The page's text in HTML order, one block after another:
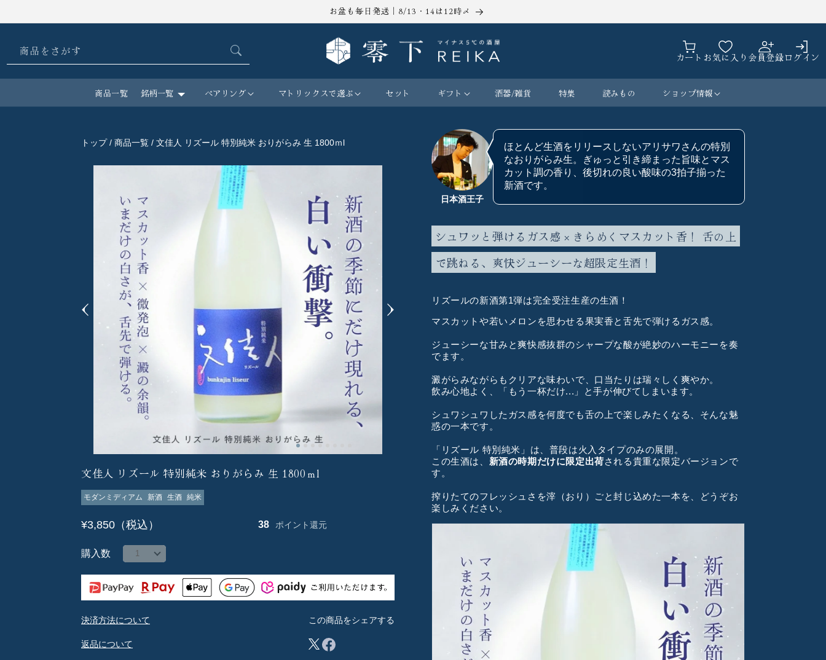
進む
お盆も毎日発送｜8/13・14は12時〆
商品をさがす カート
ー
お気に入り 会員登録ログイン
ロ
グ
商品一覧 銘柄一覧 ペアリング マトリックスで選ぶ セット ギフト 酒器/雑貨 特集 読みもの ショップ情報
トップ/ 商品一覧 / 文佳人 リズール 特別純米 おりがらみ 生 1800ｍl
文佳人 リズール 特別純米 おりがらみ 生 1800ｍl
モダンミディアム 新酒 生酒 純米
¥3,850（税込） 38 ポイント還元
購入数
決済方法について
返品について
この商品をシェアする
日本酒王子
ほとんど生酒をリリースしないアリサワさんの特別
なおりがらみ生。ぎゅっと引き締まった旨味とマス
カット調の香り、後切れの良い酸味の3拍子揃った
新酒です。
シュワッと弾けるガス感 × きらめくマスカット香！ 舌の上
で跳ねる、爽快ジューシーな超限定生酒！
リズールの新酒第1弾は完全受注生産の生酒！
マスカットや若いメロンを思わせる果実香と舌先で弾けるガス感。
ジューシーな甘みと爽快感抜群のシャープな酸が絶妙のハーモニーを奏
でます。
澱がらみながらもクリアな味わいで、口当たりは瑞々しく爽やか。
飲み心地よく、「もう一杯だけ...」と手が伸びてしまいます。
シュワシュワしたガス感を何度でも舌の上で楽しみたくなる、そんな魅
惑の一本です。
「リズール 特別純米」は、普段は火入タイプのみの展開。
この生酒は、 新酒の時期だけに限定出荷される貴重な限定バージョンで
す。
搾りたてのフレッシュさを滓（おり）ごと封じ込めた一本を、どうぞお
楽しみください。